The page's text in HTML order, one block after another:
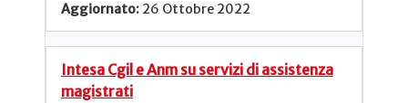
26 Ottobre 2022
Intesa Cgil e Anm su servizi di assistenza
magistrati